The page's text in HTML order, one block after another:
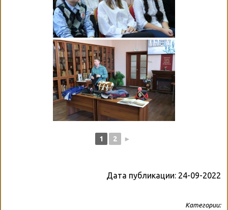
1 2 ►
Дата публикации: 24-09-2022
Категории: